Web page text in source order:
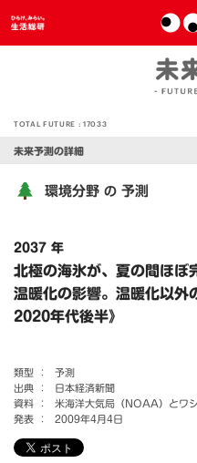
TOTAL FUTURE :17033
未来予測の詳細
環境分野 の 予測
2037 年
北極の海氷が、夏の間ほぼ
温暖化の影響。温暖化以外
2020年代後半》
類型 ：
予測
出典 ：
日本経済新聞
資料 ：
米海洋大気局（NOAA）とワ
発表 ：
2009年4月4日